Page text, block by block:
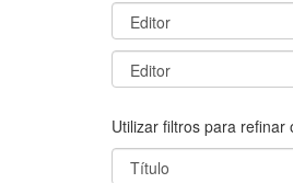
Utilizar filtros para refinar